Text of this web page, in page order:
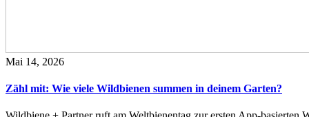
Mai 14, 2026
Zähl mit: Wie viele Wildbienen summen in deinem Garten?